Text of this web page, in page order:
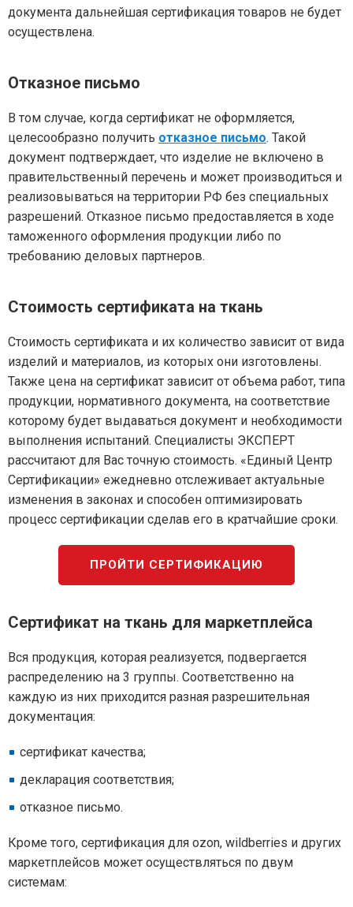
документа дальнейшая сертификация товаров не будет
осуществлена.
Отказное письмо
В том случае, когда сертификат не оформляется,
целесообразно получить отказное письмо. Такой
документ подтверждает, что изделие не включено в
правительственный перечень и может производиться и
реализовываться на территории РФ без специальных
разрешений. Отказное письмо предоставляется в ходе
таможенного оформления продукции либо по
требованию деловых партнеров.
Стоимость сертификата на ткань
Стоимость сертификата и их количество зависит от вида
изделий и материалов, из которых они изготовлены.
Также цена на сертификат зависит от объема работ, типа
продукции, нормативного документа, на соответствие
которому будет выдаваться документ и необходимости
выполнения испытаний. Специалисты ЭКСПЕРТ
рассчитают для Вас точную стоимость. «Единый Центр
Сертификации» ежедневно отслеживает актуальные
изменения в законах и способен оптимизировать
процесс сертификации сделав его в кратчайшие сроки.
ПРОЙТИ СЕРТИФИКАЦИЮ
Сертификат на ткань для маркетплейса
Вся продукция, которая реализуется, подвергается
распределению на 3 группы. Соответственно на
каждую из них приходится разная разрешительная
документация:
сертификат качества;
декларация соответствия;
отказное письмо.
Кроме того, сертификация для ozon, wildberries и других
маркетплейсов может осуществляться по двум
системам: